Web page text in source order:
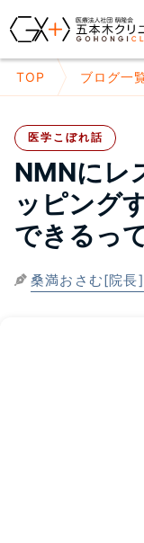
TOP ブログ一
医学こぼれ話
NMNにレ
ッピング
できるっ
桑満おさむ[院長]